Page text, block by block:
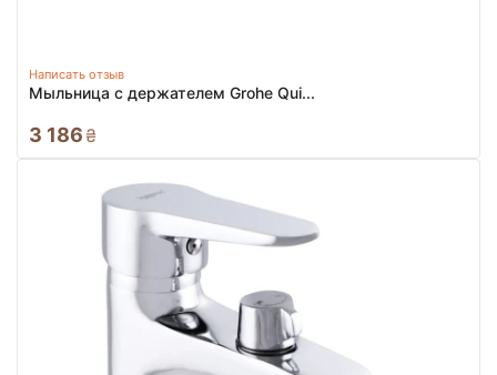
Написать отзыв
Мыльница с держателем Grohe Qui...
3 186 ₴